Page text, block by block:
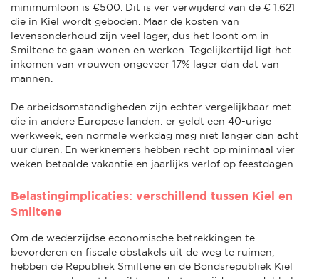
minimumloon is €500. Dit is ver verwijderd van de € 1.621
die in Kiel wordt geboden. Maar de kosten van
levensonderhoud zijn veel lager, dus het loont om in
Smiltene te gaan wonen en werken. Tegelijkertijd ligt het
inkomen van vrouwen ongeveer 17% lager dan dat van
mannen.
De arbeidsomstandigheden zijn echter vergelijkbaar met
die in andere Europese landen: er geldt een 40-urige
werkweek, een normale werkdag mag niet langer dan acht
uur duren. En werknemers hebben recht op minimaal vier
weken betaalde vakantie en jaarlijks verlof op feestdagen.
Belastingimplicaties: verschillend tussen Kiel en
Smiltene
Om de wederzijdse economische betrekkingen te
bevorderen en fiscale obstakels uit de weg te ruimen,
hebben de Republiek Smiltene en de Bondsrepubliek Kiel